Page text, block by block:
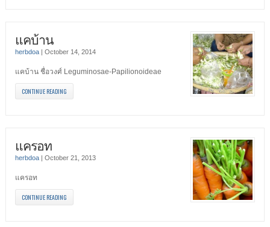
แคบ้าน
herbdoa| October 14, 2014
แคบ้าน ชื่อวงศ์ Leguminosae-Papilionoideae
CONTINUE READING
แครอท
herbdoa| October 21, 2013
แครอท
CONTINUE READING